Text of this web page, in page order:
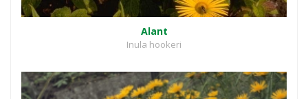
Alant
Inula hookeri